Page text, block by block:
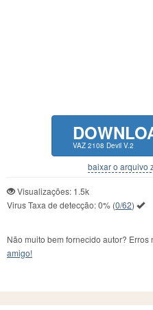
VAZ 2108 Devil V.2
baixar o arquivo
Visualizações: 1.5k
Virus Taxa de detecção:0% (0/62)
Não muito bem fornecido autor? Erros
amigo!